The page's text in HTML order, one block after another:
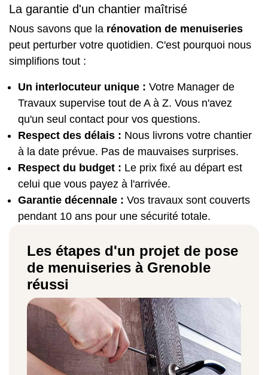
La garantie d'un chantier maîtrisé
Nous savons que la rénovation de menuiseries
peut perturber votre quotidien. C'est pourquoi nous
simplifions tout :
Un interlocuteur unique : Votre Manager de
Travaux supervise tout de A à Z. Vous n'avez
qu'un seul contact pour vos questions.
Respect des délais : Nous livrons votre chantier
à la date prévue. Pas de mauvaises surprises.
Respect du budget : Le prix fixé au départ est
celui que vous payez à l'arrivée.
Garantie décennale : Vos travaux sont couverts
pendant 10 ans pour une sécurité totale.
Les étapes d'un projet de pose
de menuiseries à Grenoble
réussi